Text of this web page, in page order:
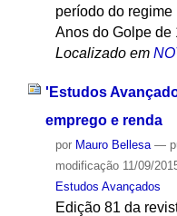
período do
Anos do Golpe de
Localizado em
'Estudos
emprego e renda
por Mauro Bellesa —
modificação11/09/
Estudos Avançados
Edição 81 da